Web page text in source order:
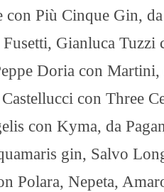
con Più Cinque Gin,
Gianluca Tuzzi
Doria con
con Three
con Kyma, da
gin, Salvo
Polara, Nepeta,